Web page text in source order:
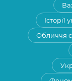
Історії
Обличчя